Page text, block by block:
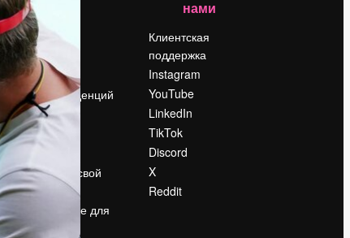
Цены
О нас
Reviews
Вакансии
Поиск тенденций
Блог
События
Продайте свой
контент
Помещение для
прессы
нами
Клиентская
поддержка
Instagram
YouTube
LinkedIn
TikTok
Discord
X
Reddit